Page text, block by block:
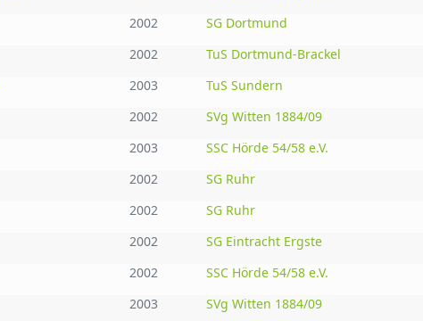
2002 SG Dortmund
2002 TuS Dortmund-Brackel
2003 TuS Sundern
2002 SVg Witten 1884/09
2003 SSC Hörde 54/58 e.V.
2002 SG Ruhr
2002 SG Ruhr
2002 SG Eintracht Ergste
2002 SSC Hörde 54/58 e.V.
2003 SVg Witten 1884/09